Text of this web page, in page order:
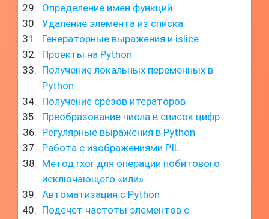
Определение имен функций
Удаление элемента из списка
Генераторные выражения и islice.
Проекты на Python
Получение локальных переменных в
Python
Получение срезов итераторов
Преобразование числа в список цифр
Регулярные выражения в Python
Работа с изображениями PIL
Метод rxor для операции побитового
исключающего «или»
Автоматизация с Python
Подсчет частоты элементов с